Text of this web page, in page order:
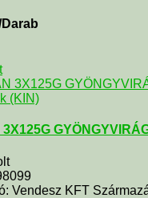
Darab
(KIN)
Vendesz KFT